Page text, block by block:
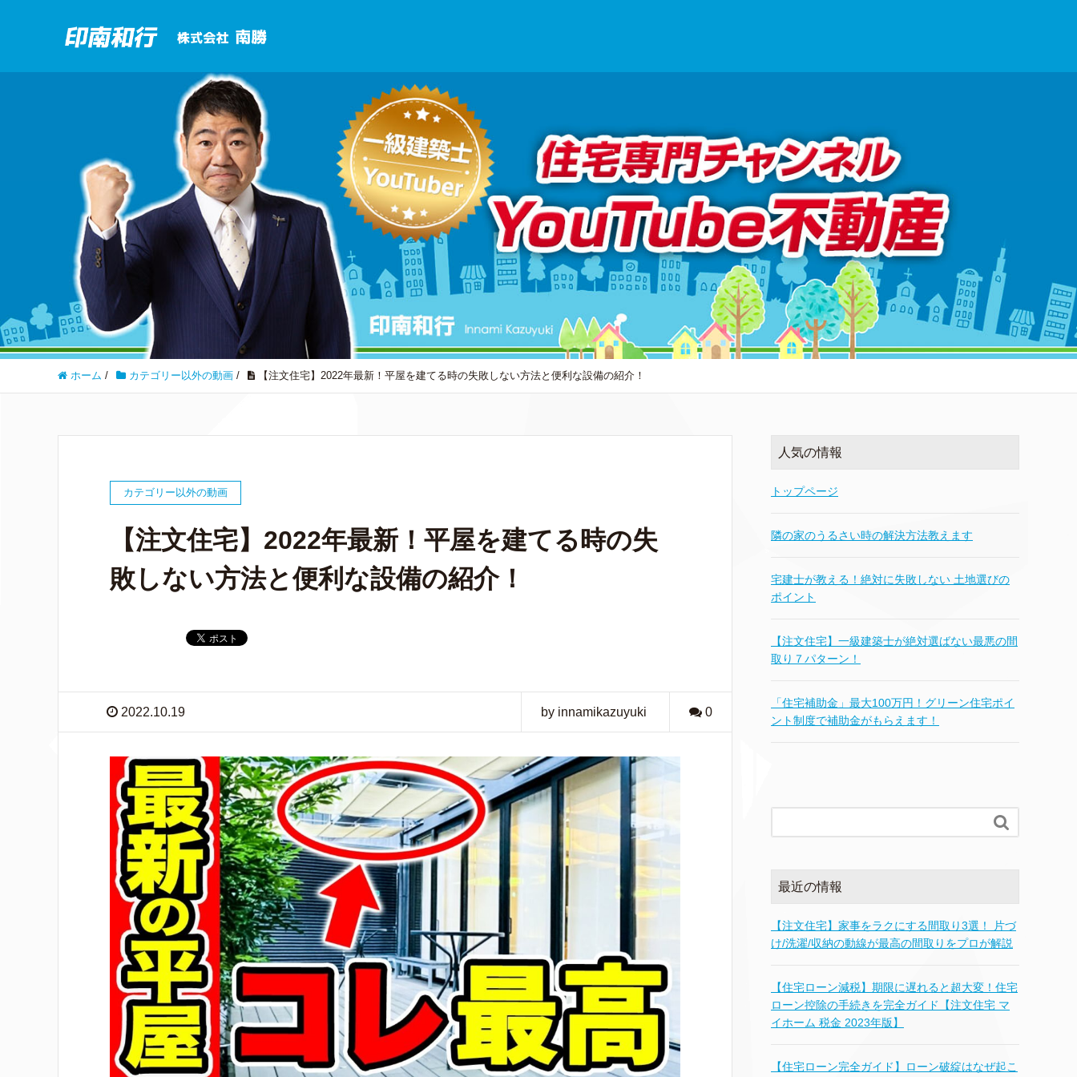
ホーム / カテゴリー以外の動画 / 【注文住宅】2022年最新！平屋を建てる時の失敗しない方法と便利な設備の紹介！
カテゴリー以外の動画
【注文住宅】2022年最新！平屋を建てる時の失
敗しない方法と便利な設備の紹介！
2022.10.19 by innamikazuyuki 0
人気の情報
トップページ
隣の家のうるさい時の解決方法教えます
宅建士が教える！絶対に失敗しない 土地選びの
ポイント
【注文住宅】一級建築士が絶対選ばない最悪の間
取り７パターン！
「住宅補助金」最大100万円！グリーン住宅ポイ
ント制度で補助金がもらえます！

最近の情報
【注文住宅】家事をラクにする間取り3選！ 片づ
け/洗濯/収納の動線が最高の間取りをプロが解説
【住宅ローン減税】期限に遅れると超大変！住宅
ローン控除の手続きを完全ガイド【注文住宅 マ
イホーム 税金 2023年版】
【住宅ローン完全ガイド】ローン破綻はなぜ起こ